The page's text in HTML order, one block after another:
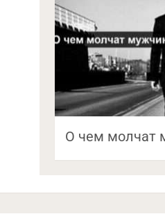
О чем молчат